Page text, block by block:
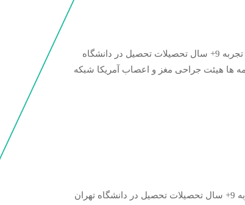
021-874235 جزئیات شخصی نام پزشک علی توکلی تخصص دندان پزشک تجربه 9+ سال تحصیلات تحصیل در دانشگاه
ها هیئت جراحی مغز و اعصاب آمریکا شبکه
021-874235 جزئیات شخصی نام پزشک محسن رضایی تخصص جراح تجربه 9+ سال تحصیلات تحصیل در دانشگاه تهران